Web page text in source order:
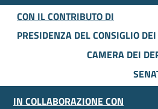
CON IL CONTRIBUTO DI
PRESIDENZA DEL CONSIGLIO
CAMERA DEI
IN COLLABORAZIONE CON